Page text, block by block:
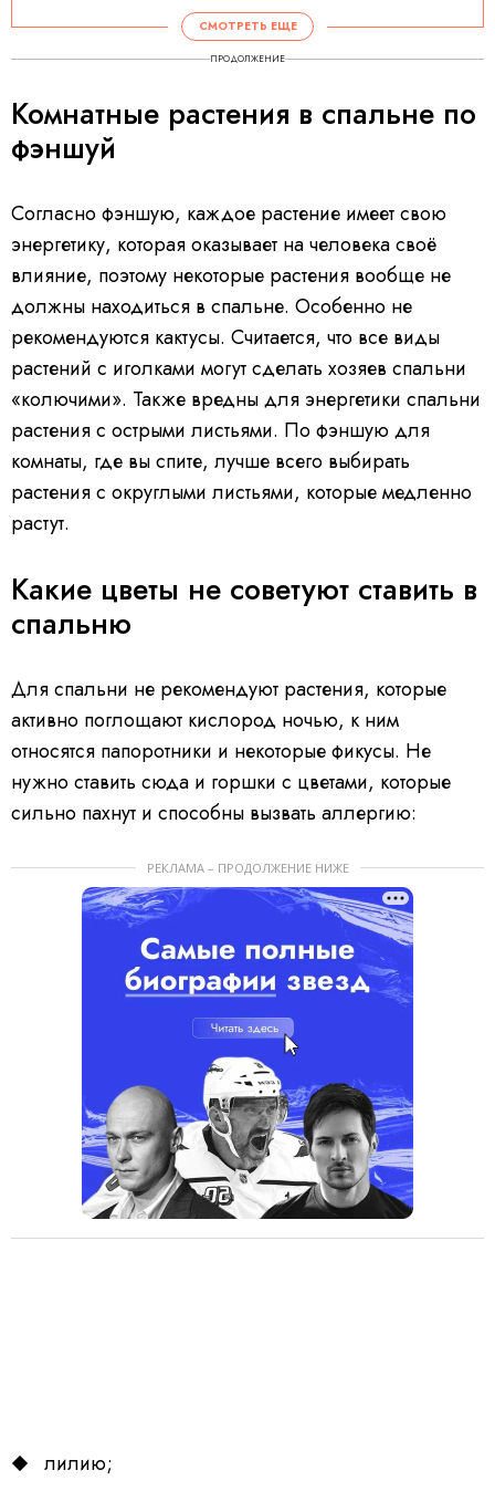
СМОТРЕТЬ ЕЩЕ
ПРОДОЛЖЕНИЕ
Комнатные растения в спальне по
фэншуй
Согласно фэншую, каждое растение имеет свою
энергетику, которая оказывает на человека своё
влияние, поэтому некоторые растения вообще не
должны находиться в спальне. Особенно не
рекомендуются кактусы. Считается, что все виды
растений с иголками могут сделать хозяев спальни
«колючими». Также вредны для энергетики спальни
растения с острыми листьями. По фэншую для
комнаты, где вы спите, лучше всего выбирать
растения с округлыми листьями, которые медленно
растут.
Какие цветы не советуют ставить в
спальню
Для спальни не рекомендуют растения, которые
активно поглощают кислород ночью, к ним
относятся папоротники и некоторые фикусы. Не
нужно ставить сюда и горшки с цветами, которые
сильно пахнут и способны вызвать аллергию:
РЕКЛАМА – ПРОДОЛЖЕНИЕ НИЖЕ
лилию;